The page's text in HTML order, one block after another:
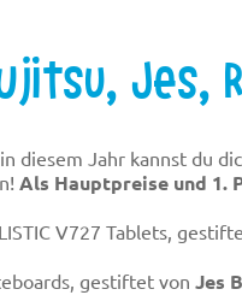
Jes,
diesem Jahr kannst du
Als Hauptpreise und 1.
V727 Tablets,
gestiftet vonJes